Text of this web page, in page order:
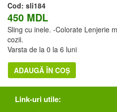
Cod: sli184
450 MDL
Sling cu inele. -Colorate Lenjerie
cozii.
Varsta de la 0 la 6 luni
ADAUGĂ ÎN COȘ
Link-uri utile: